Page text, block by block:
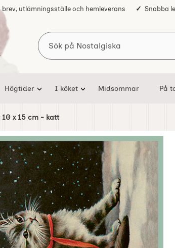
brev, utlämningsställe och hemleverans Snabba
Sök
Högtider I köket Midsommar På
x 15 cm - katt